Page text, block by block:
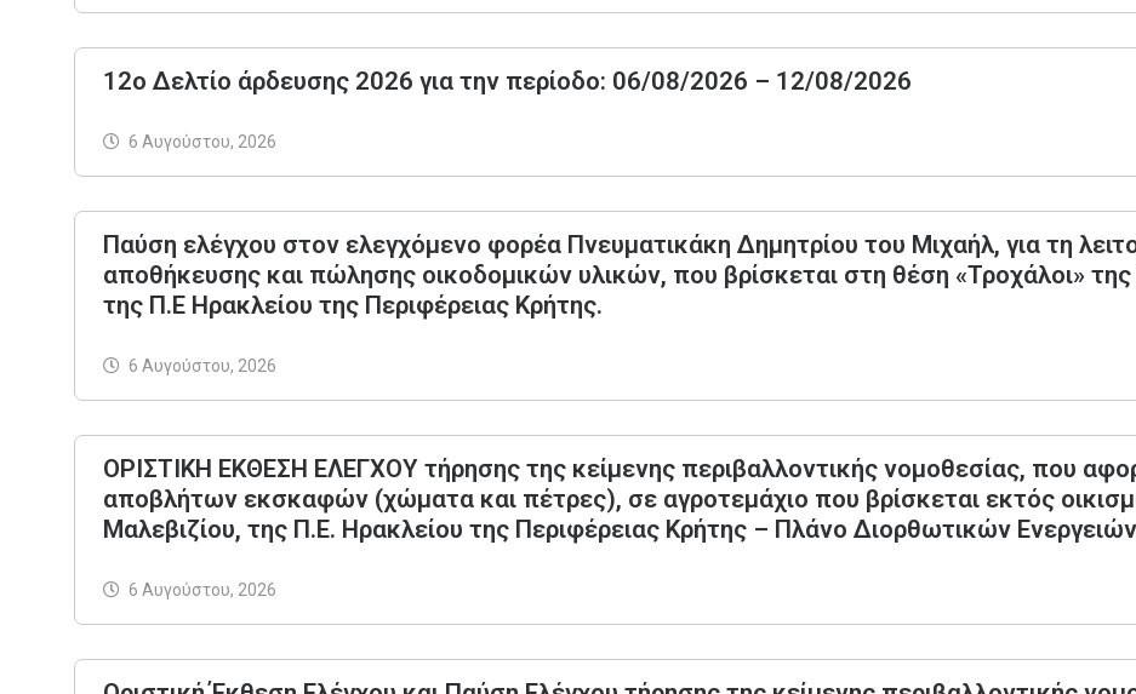
12ο Δελτίο άρδευσης 2026 για την περίοδο: 06/08/2026 – 12/08/2026
6 Αυγούστου, 2026
Παύση ελέγχου στον ελεγχόμενο φορέα Πνευματικάκη Δημητρίου του Μιχαήλ, για τη
αποθήκευσης και πώλησης οικοδομικών υλικών, που βρίσκεται στη θέση «Τροχάλοι»
της Π.Ε Ηρακλείου της Περιφέρειας Κρήτης.
6 Αυγούστου, 2026
ΟΡΙΣΤΙΚΗ ΕΚΘΕΣΗ ΕΛΕΓΧΟΥ τήρησης της κείμενης περιβαλλοντικής νομοθεσίας, που
αποβλήτων εκσκαφών (χώματα και πέτρες), σε αγροτεμάχιο που βρίσκεται εκτός
Μαλεβιζίου, της Π.Ε. Ηρακλείου της Περιφέρειας Κρήτης – Πλάνο Διορθωτικών
6 Αυγούστου, 2026